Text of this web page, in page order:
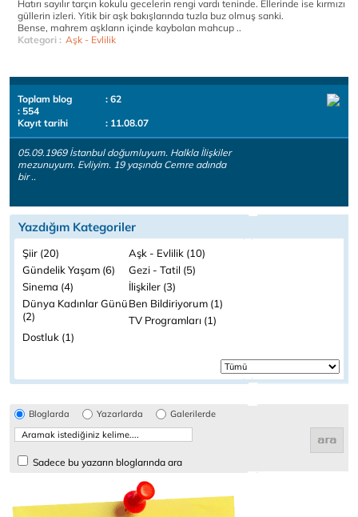
Hatırı sayılır tarçın kokulu gecelerin rengi vardı teninde. Ellerinde ise kırmızı
güllerin izleri. Yitik bir aşk bakışlarında tuzla buz olmuş sanki.
Bense, mahrem aşkların içinde kaybolan mahcup ..
Kategori : Aşk - Evlilik
Toplam blog
: 62
: 554
Kayıt tarihi
: 11.08.07
05.09.1969 İstanbul doğumluyum. Halkla İlişkiler
mezunuyum. Evliyim. 19 yaşında Cemre adında
bir ..
Yazdığım Kategoriler
Şiir (20)
Aşk - Evlilik (10)
Gündelik Yaşam (6)
Gezi - Tatil (5)
Sinema (4)
İlişkiler (3)
Dünya Kadınlar Günü
(2)
Ben Bildiriyorum (1)
TV Programları (1)
Dostluk (1)
Bloglarda Yazarlarda Galerilerde
Sadece bu yazarın bloglarında ara